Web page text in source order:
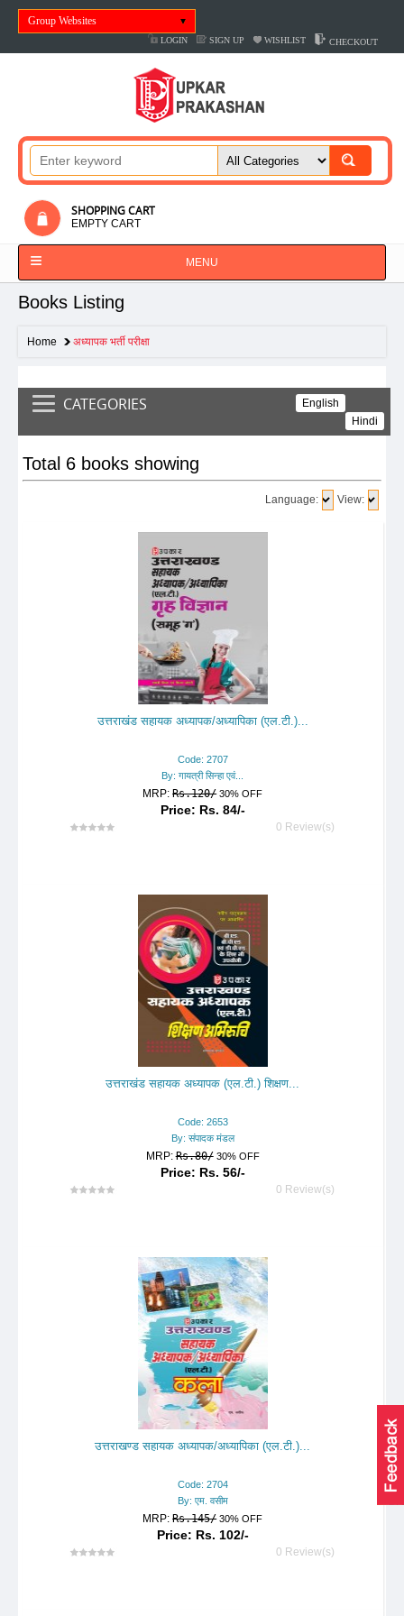
Group Websites
LOGIN SIGN UP WISHLIST CHECKOUT
SHOPPING CART
EMPTY CART
MENU
Books Listing
Home अध्यापक भर्ती परीक्षा
CATEGORIES
English
Hindi
Total 6 books showing
Language: View:
उत्तराखंड सहायक अध्यापक/अध्यापिका (एल.टी.)...
Code: 2707
By: गायत्री सिन्हा एवं...
MRP:Rs.120/ 30% OFF
Price: Rs. 84/-
0 Review(s)
उत्तराखंड सहायक अध्यापक (एल.टी.) शिक्षण...
Code: 2653
By: संपादक मंडल
MRP:Rs.80/ 30% OFF
Price: Rs. 56/-
0 Review(s)
उत्तराखण्ड सहायक अध्यापक/अध्यापिका (एल.टी.)...
Code: 2704
By: एम. वसीम
MRP:Rs.145/ 30% OFF
Price: Rs. 102/-
0 Review(s)